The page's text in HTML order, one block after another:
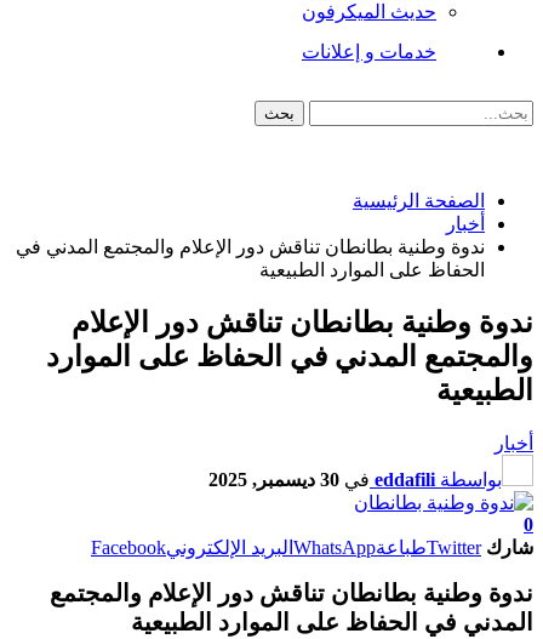
حديث الميكرفون
خدمات و إعلانات
الصفحة الرئيسية
أخبار
ندوة وطنية بطانطان تناقش دور الإعلام والمجتمع المدني في
الحفاظ على الموارد الطبيعية
ندوة وطنية بطانطان تناقش دور الإعلام
والمجتمع المدني في الحفاظ على الموارد
الطبيعية
أخبار
بواسطة eddafili في 30 ديسمبر, 2025
0
شارك TwitterطباعةWhatsApp البريد الإلكترونيFacebook
ندوة وطنية بطانطان تناقش دور الإعلام والمجتمع
المدني في الحفاظ على الموارد الطبيعية